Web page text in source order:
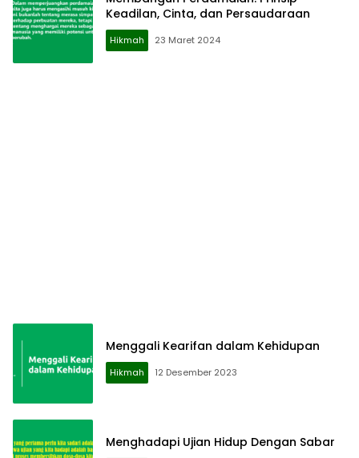
Keadilan, Cinta, dan Persaudaraan
Hikmah 23 Maret 2024
Menggali Kearifan dalam Kehidupan
Hikmah 12 Desember 2023
Menghadapi Ujian Hidup Dengan Sabar